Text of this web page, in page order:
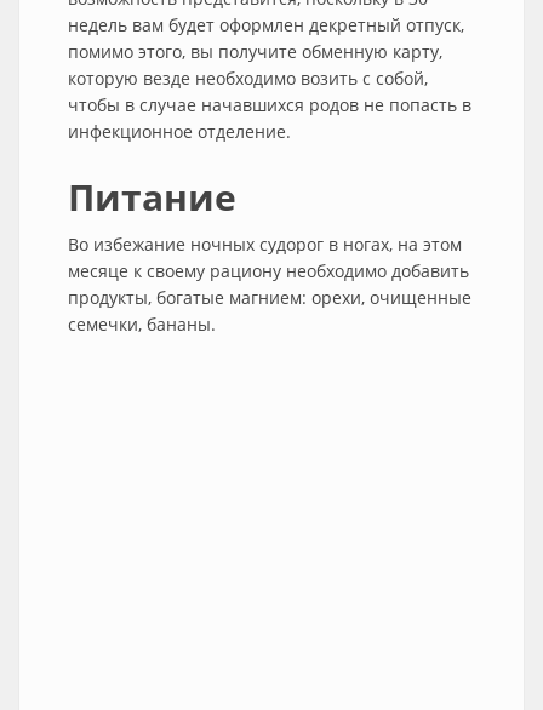
недель вам будет оформлен декретный отпуск,
помимо этого, вы получите обменную карту,
которую везде необходимо возить с собой,
чтобы в случае начавшихся родов не попасть в
инфекционное отделение.
Питание
Во избежание ночных судорог в ногах, на этом
месяце к своему рациону необходимо добавить
продукты, богатые магнием: орехи, очищенные
семечки, бананы.